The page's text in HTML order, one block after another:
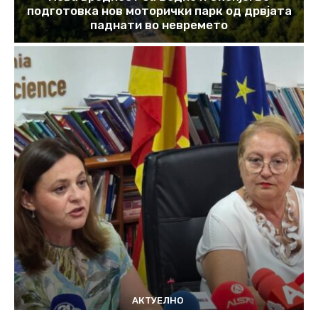
подготовка нов моторички парк од дрвјата
паднати во невремето
АКТУЕЛНО